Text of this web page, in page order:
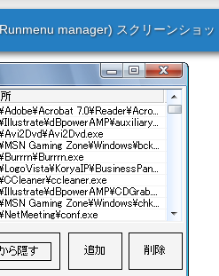
manager) スクリーンショッ